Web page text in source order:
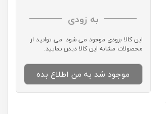
به زودی
این کالا بزودی موجود می شود. می توانید از
محصولات مشابه این کالا دیدن نمایید.
موجود شد به من اطلاع بده